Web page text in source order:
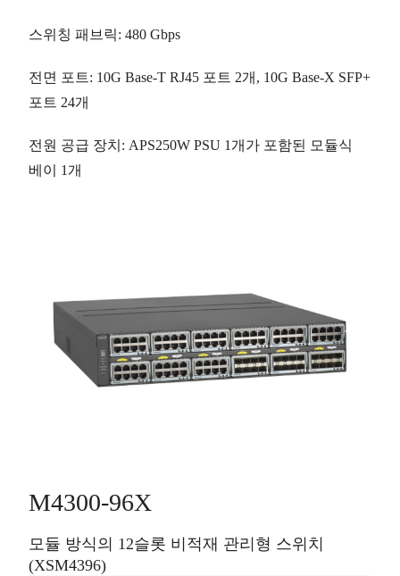
스위칭 패브릭: 480 Gbps
전면 포트: 10G Base-T RJ45 포트 2개 , 10G Base-X SFP+
포트 24개
전원 공급 장치 : APS250W PSU 1개가 포함된 모듈식
베이 1개
M4300-96X
모듈 방식의 12슬롯 비적재 관리형 스위치
(XSM4396)